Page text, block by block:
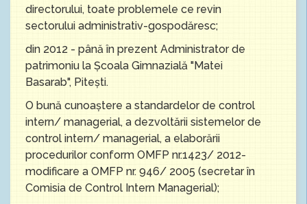
directorului, toate problemele ce revin
sectorului administrativ-gospodăresc;
din 2012 - până în prezent Administrator de
patrimoniu la Şcoala Gimnazială "Matei
Basarab", Piteşti.
O bună cunoaştere a standardelor de control
intern/ managerial, a dezvoltării sistemelor de
control intern/ managerial, a elaborării
procedurilor conform OMFP nr.1423/ 2012-
modificare a OMFP nr. 946/ 2005 (secretar în
Comisia de Control Intern Managerial);